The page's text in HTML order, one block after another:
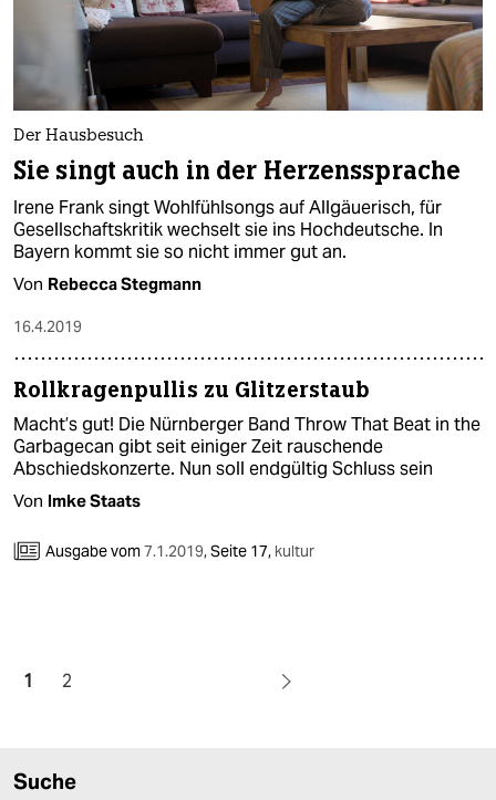
Der Hausbesuch
Sie singt auch in der Herzenssprache
Irene Frank singt Wohlfühlsongs auf Allgäuerisch, für
Gesellschaftskritik wechselt sie ins Hochdeutsche. In
Bayern kommt sie so nicht immer gut an.
Von Rebecca Stegmann
16.4.2019
Rollkragenpullis zu Glitzerstaub
Macht’s gut! Die Nürnberger Band Throw That Beat in the
Garbagecan gibt seit einiger Zeit rauschende
Abschiedskonzerte. Nun soll endgültig Schluss sein
Von Imke Staats
Ausgabe vom7.1.2019,Seite 17, kultur
1 2
Suche